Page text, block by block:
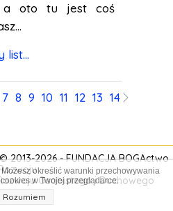
a oto tu jest coś
list...
7 8 9 10 11 12 13 14 15
2013-2026 -FUNDACJA BOGActwo
Osobistego i Duchowego
określić warunki przechowywania
w Twojej przeglądarce.
Rozumiem